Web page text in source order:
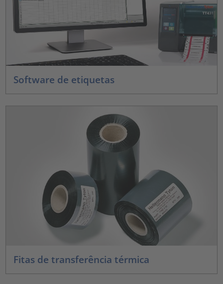
Software de etiquetas
Fitas de transferência térmica